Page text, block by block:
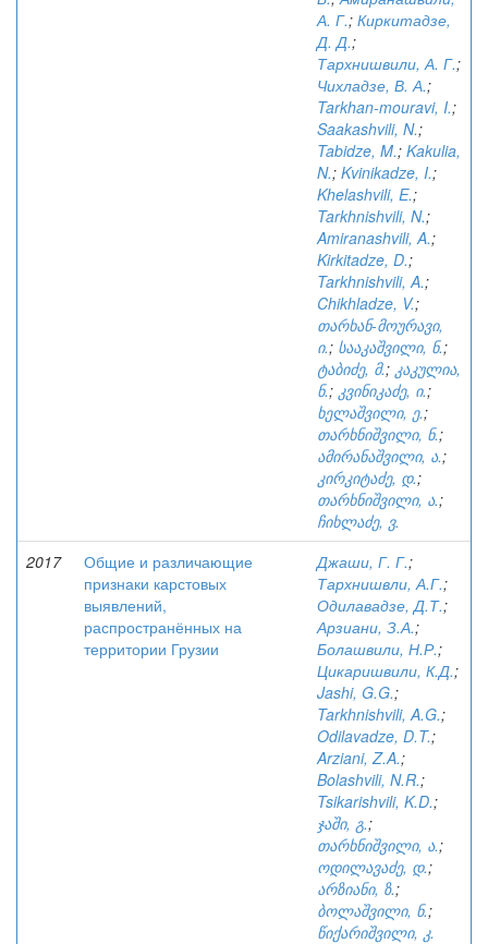
А. Г.; Киркитадзе,
Д. Д.;
Тархнишвили, А. Г.;
Чихладзе, В. А.;
Tarkhan-mouravi, I.;
Saakashvili, N.;
Tabidze, M.; Kakulia,
N.; Kvinikadze, I.;
Khelashvili, E.;
Tarkhnishvili, N.;
Amiranashvili, A.;
Kirkitadze, D.;
Tarkhnishvili, A.;
Chikhladze, V.;
თარხან-მოურავი,
ი.; სააკაშვილი, ნ.;
ტაბიძე, მ.; კაკულია,
ნ.; კვინიკაძე, ი.;
ხელაშვილი, ე.;
თარხნიშვილი, ნ.;
ამირანაშვილი, ა.;
კირკიტაძე, დ.;
თარხნიშვილი, ა.;
ჩიხლაძე, ვ.
2017
Общие и различающие
признаки карстовых
выявлений,
распространённых на
территории Грузии
Джаши, Г. Г.;
Тархнишвли, А.Г.;
Одилавадзе, Д.Т.;
Арзиани, З.А.;
Болашвили, Н.Р.;
Цикаришвили, К.Д.;
Jashi, G.G.;
Tarkhnishvili, A.G.;
Odilavadze, D.T.;
Arziani, Z.A.;
Bolashvili, N.R.;
Tsikarishvili, K.D.;
ჯაში, გ.;
თარხნიშვილი, ა.;
ოდილავაძე, დ.;
არზიანი, ზ.;
ბოლაშვილი, ნ.;
წიქარიშვილი, კ.